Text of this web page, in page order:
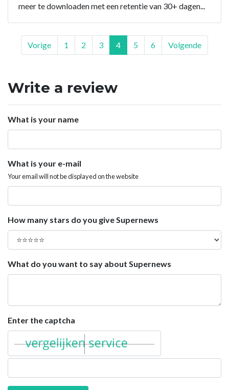
meer te downloaden met een retentie van 30+ dagen...
Vorige 1 2 3 4 5 6 Volgende
Write a review
What is your name
What is your e-mail
Your email will not be displayed on the website
How many stars do you give Supernews
What do you want to say about Supernews
Enter the captcha